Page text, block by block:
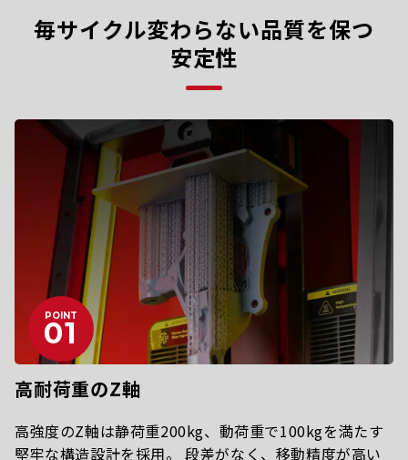
毎サイクル変わらない品質を保つ
安定性
POINT
高耐荷重のZ軸
高強度のZ軸は静荷重200kg、動荷重で100kgを満たす
堅牢な構造設計を採用。 段差がなく、移動精度が高い